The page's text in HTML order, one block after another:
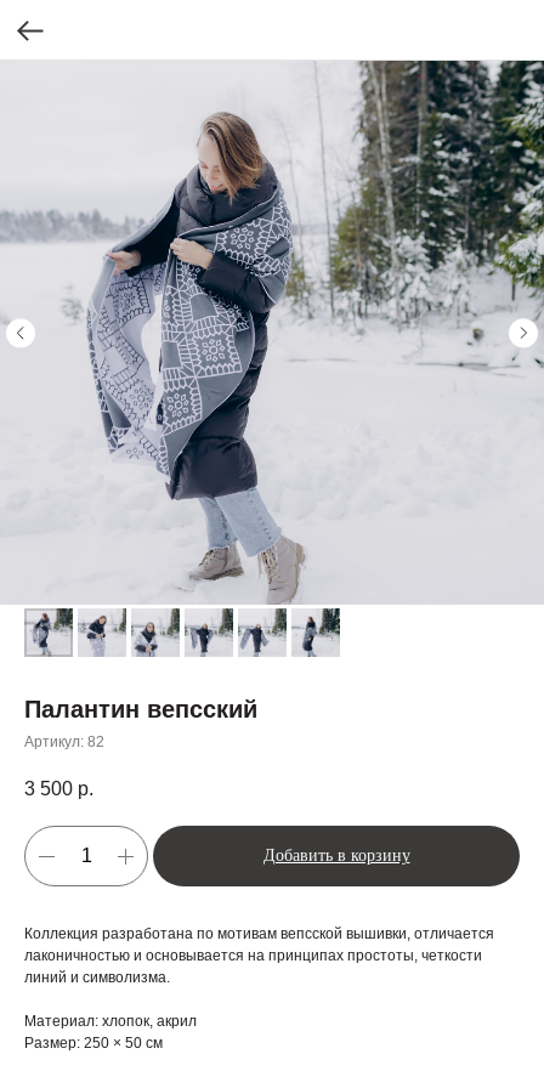
Палантин вепсский
Артикул: 82
3 500 р.
Добавить в корзину
Коллекция разработана по мотивам вепсской вышивки, отличается
лаконичностью и основывается на принципах простоты, четкости
линий и символизма.
Материал: хлопок, акрил
Размер: 250 × 50 см